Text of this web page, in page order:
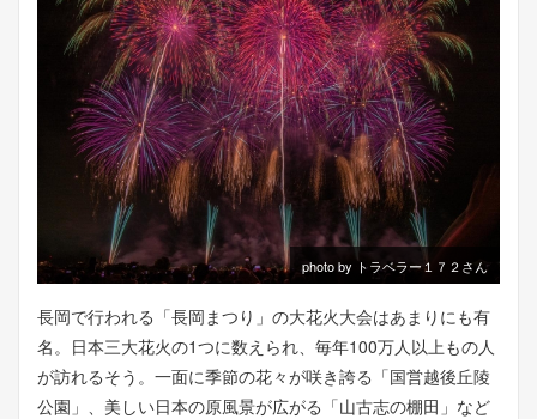
photo by トラベラー１７２さん
長岡で行われる「長岡まつり」の大花火大会はあまりにも有
名。日本三大花火の1つに数えられ、毎年100万人以上もの人
が訪れるそう。一面に季節の花々が咲き誇る「国営越後丘陵
公園」、美しい日本の原風景が広がる「山古志の棚田」など